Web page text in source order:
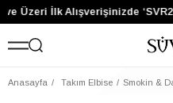
Üzeri İlk Alışverişinizde
Anasayfa Takım Elbise Smokin &